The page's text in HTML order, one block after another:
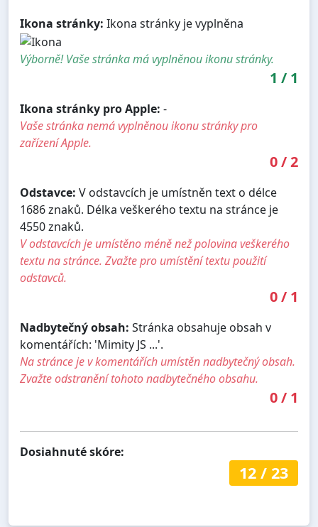
Ikona stránky: Ikona stránky je vyplněna
Výborně! Vaše stránka má vyplněnou ikonu stránky.
1 / 1
Ikona stránky pro Apple: -
Vaše stránka nemá vyplněnou ikonu stránky pro
zařízení Apple.
0/2
Odstavce: V odstavcích je umístněn text o délce
1686 znaků. Délka veškerého textu na stránce je
4550 znaků.
V odstavcích je umístěno méně než polovina veškerého
textu na stránce. Zvažte pro umístění textu použití
odstavců.
0/ 1
Nadbytečný obsah: Stránka obsahuje obsah v
komentářích: 'Mimity JS ...'.
Na stránce je v komentářích umístěn nadbytečný obsah.
Zvažte odstranění tohoto nadbytečného obsahu.
0/ 1
Dosiahnuté skóre:
12/ 23